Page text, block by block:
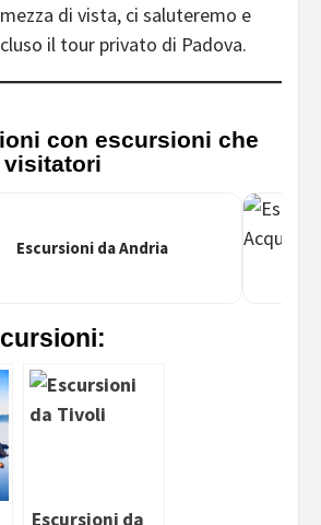
di vista, ci saluteremo e
il tour privato di Padova.
con escursioni che
Escursioni da Andria
Escursioni da